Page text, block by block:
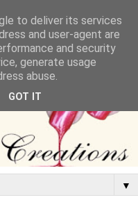
▼
to deliver its services
and user-agent are
and security
generate usage
abuse.
GOT IT